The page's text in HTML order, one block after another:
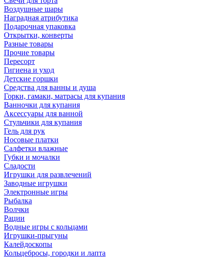
Воздушные шары
Наградная атрибутика
Подарочная упаковка
Открытки, конверты
Разные товары
Прочие товары
Пересорт
Гигиена и уход
Детские горшки
Средства для ванны и душа
Горки, гамаки, матрасы для купания
Ванночки для купания
Аксессуары для ванной
Стульчики для купания
Гель для рук
Носовые платки
Салфетки влажные
Губки и мочалки
Сладости
Игрушки для развлечений
Заводные игрушки
Электронные игры
Рыбалка
Волчки
Рации
Водные игры с кольцами
Игрушки-прыгуны
Калейдоскопы
Кольцебросы, городки и лапта